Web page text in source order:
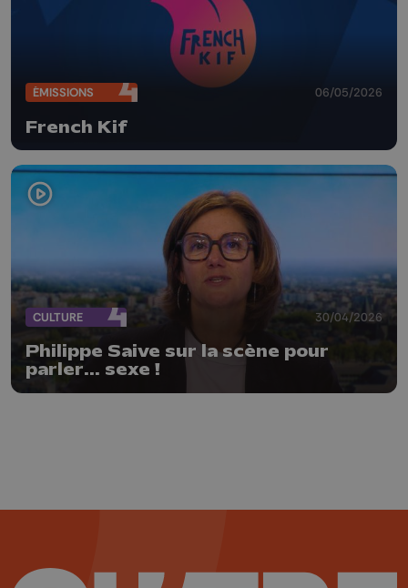
ÉMISSIONS 06/05/2026
French Kif
CULTURE 30/04/2026
Philippe Saive sur la scène pour
parler... sexe !